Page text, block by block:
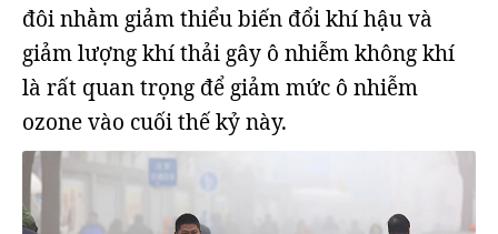
đôi nhằm giảm thiểu biến đổi khí hậu và
giảm lượng khí thải gây ô nhiễm không khí
là rất quan trọng để giảm mức ô nhiễm
ozone vào cuối thế kỷ này.